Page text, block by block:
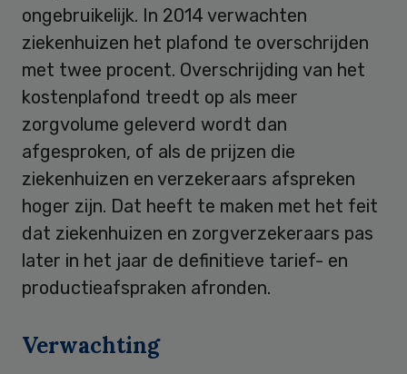
ongebruikelijk. In 2014 verwachten
ziekenhuizen het plafond te overschrijden
met twee procent. Overschrijding van het
kostenplafond treedt op als meer
zorgvolume geleverd wordt dan
afgesproken, of als de prijzen die
ziekenhuizen en verzekeraars afspreken
hoger zijn. Dat heeft te maken met het feit
dat ziekenhuizen en zorgverzekeraars pas
later in het jaar de definitieve tarief- en
productieafspraken afronden.
Verwachting